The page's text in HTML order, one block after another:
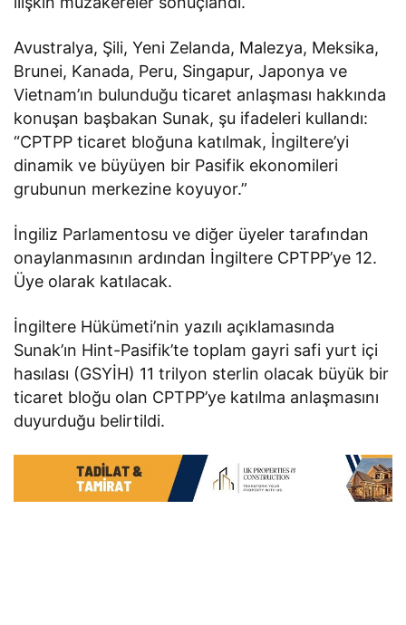
Avustralya, Şili, Yeni Zelanda, Malezya, Meksika,
Brunei, Kanada, Peru, Singapur, Japonya ve
Vietnam’ın bulunduğu ticaret anlaşması hakkında
konuşan başbakan Sunak, şu ifadeleri kullandı:
“CPTPP ticaret bloğuna katılmak, İngiltere’yi
dinamik ve büyüyen bir Pasifik ekonomileri
grubunun merkezine koyuyor.”
İngiliz Parlamentosu ve diğer üyeler tarafından
onaylanmasının ardından İngiltere CPTPP’ye 12.
Üye olarak katılacak.
İngiltere Hükümeti’nin yazılı açıklamasında
Sunak’ın Hint-Pasifik’te toplam gayri safi yurt içi
hasılası (GSYİH) 11 trilyon sterlin olacak büyük bir
ticaret bloğu olan CPTPP’ye katılma anlaşmasını
duyurduğu belirtildi.